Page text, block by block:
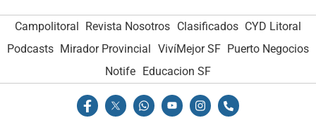
Campolitoral Revista Nosotros Clasificados CYD Litoral
Podcasts Mirador Provincial VivíMejor SF Puerto Negocios
Notife
Educacion SF